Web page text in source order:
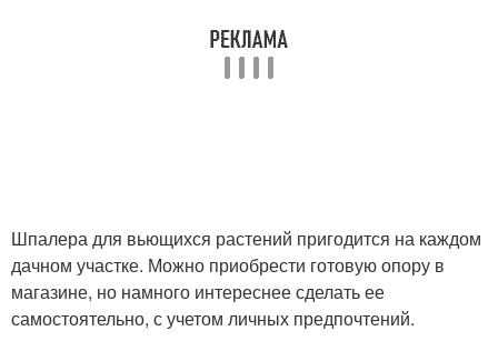
Шпалера для вьющихся растений пригодится на каждом
дачном участке. Можно приобрести готовую опору в
магазине, но намного интереснее сделать ее
самостоятельно, с учетом личных предпочтений.